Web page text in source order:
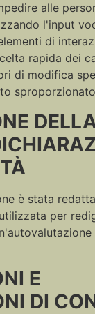
alle
l'input
di
rapida dei
di modifica
è stata
per
E
DI